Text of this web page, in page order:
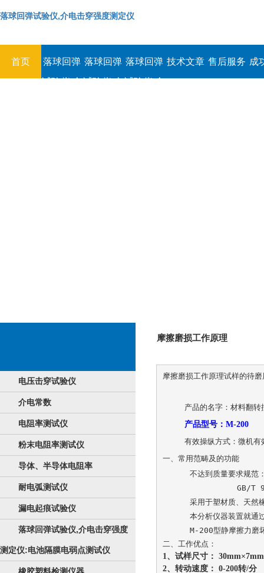
落球回弹试验仪,介电击穿强度测定仪
首页
落球回弹
试验仪,介
落球回弹
试验仪,介
落球回弹
试验仪,介
技术文章 售后服务 成
电压击穿试验仪
介电常数
电阻率测试仪
粉末电阻率测试仪
导体、半导体电阻率
耐电弧测试仪
漏电起痕试验仪
落球回弹试验仪,介电击穿强度
测定仪:电池隔膜电弱点测试仪
摩擦磨损工作原理
摩擦磨损工作原理试样的待
产品的名字：材料翻
产品型号： M-200
有效操纵方式：微机有
一、常用范畴及的功能
不达到质量要求规
GB/T 9141.8-
采用于塑材质、天然
本分析仪器装置就通
M-200型静摩擦力磨
二、工作优点：
1 、试样尺寸： 30mm×7mm
2、转动速度： 0-200转/分